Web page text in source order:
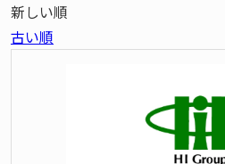
新しい順
古い順